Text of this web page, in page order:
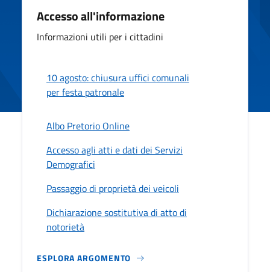
Accesso all'informazione
Informazioni utili per i cittadini
10 agosto: chiusura uffici comunali
per festa patronale
Albo Pretorio Online
Accesso agli atti e dati dei Servizi
Demografici
Passaggio di proprietà dei veicoli
Dichiarazione sostitutiva di atto di
notorietà
ESPLORA ARGOMENTO